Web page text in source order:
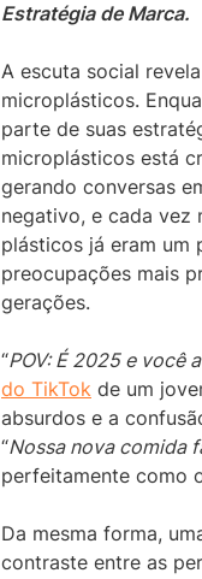
Estratégia de Marca.
A escuta social
microplásticos.
parte de suas
microplásticos está
gerando conversas
negativo, e cada vez
plásticos já eram um
preocupações mais
gerações.
“POV: É 2025 e você
do TikTok de um
absurdos e a
“Nossa nova comida
perfeitamente como
Da mesma forma,
contraste entre as